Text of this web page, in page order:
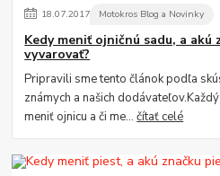
18.07.2017 Motokros Blog a Novinky
Kedy meniť ojničnú sadu, a akú
vyvarovať?
Pripravili sme tento článok podľa
známych a našich
meniť ojnicu a či me...čítať celé